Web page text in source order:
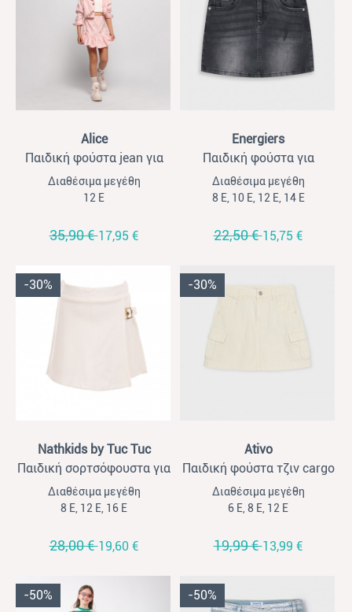
Alice
Παιδική φούστα jean για
κορίτσια Alice ροζ
Διαθέσιμα μεγέθη
12 Ε
35,90 €17,95 €
Energiers
Παιδική φούστα για
κορίτσια Energiers μαύρη
Διαθέσιμα μεγέθη
8 Ε, 10 Ε, 12 Ε, 14 Ε
22,50 €15,75 €
-30%
Nathkids by Tuc Tuc
Παιδική σορτσόφουστα για
κορίτσια Nathkids εκρού
Διαθέσιμα μεγέθη
8 Ε, 12 Ε, 16 Ε
28,00 €19,60 €
-30%
Ativo
Παιδική φούστα τζιν cargo
για κορίτσια Ativo εκρού
Διαθέσιμα μεγέθη
6 Ε, 8 Ε, 12 Ε
19,99 €13,99 €
-50% -50%